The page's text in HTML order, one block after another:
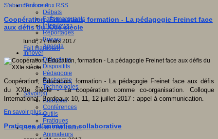
S'informer
Débats
Faits marquants
Interviews
Reportages
Brèves
Agenda
Innover
Didactique
Dispositifs
Pédagogie
Recherche
Technologies
Savoir(s)
Analyses
Conférences
Outils
Pratiques
Acteurs de l'éducation
Animateurs
S'abonner à ce flux RSS
Coopération, Éducation, formation - La pédagogie Freinet face
aux défis du XXIe siècle
lundi, 27 mars 2017
Fait marquant
Coopération, Éducation, formation - La pédagogie Freinet face aux défis
du XXIe siècle - La coopération comme co-organisation. Colloque
International, Bordeaux 10, 11, 12 juillet 2017 : appel à communication.
En savoir plus...
Pratiques d'animation collaborative